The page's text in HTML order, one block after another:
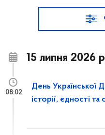
15 липня 2026
День Української
історії, єдності та
08:02